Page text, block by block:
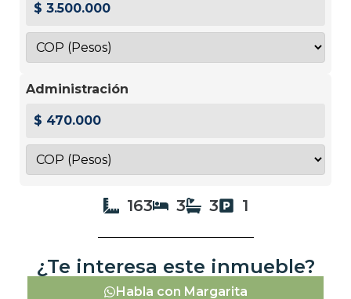
$ 3.500.000
Administración
$ 470.000
163 3 3 1
¿Te interesa este inmueble?
Habla con Margarita